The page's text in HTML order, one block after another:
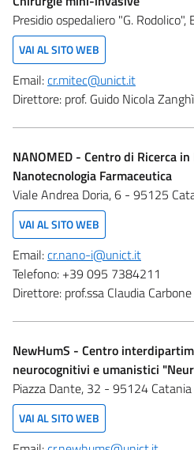
Presidio ospedaliero "G.
VAI AL SITO WEB
Email:cr.mitec@unict.it
Direttore: prof. Guido Nicola Zanghì
NANOMED - Centro di Ricerca
Nanotecnologia Farmaceutica
Viale Andrea Doria, 6 - 95125
VAI AL SITO WEB
Email:cr.nano-i@unict.it
Telefono: +39 095 7384211
Direttore: prof.ssa Claudia Carbone
NewHumS - Centro
neurocognitivi e umanistici
Piazza Dante, 32 - 95124 Catania
VAI AL SITO WEB